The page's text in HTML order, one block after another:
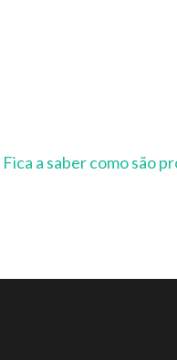
Fica a saber como são